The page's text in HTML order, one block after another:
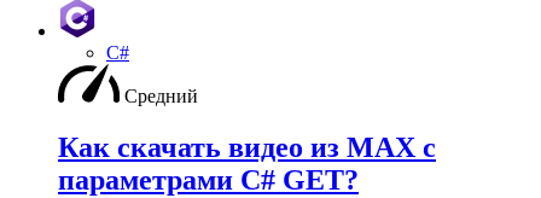
C#
Средний
Как скачать видео из MAX с
параметрами C# GET?